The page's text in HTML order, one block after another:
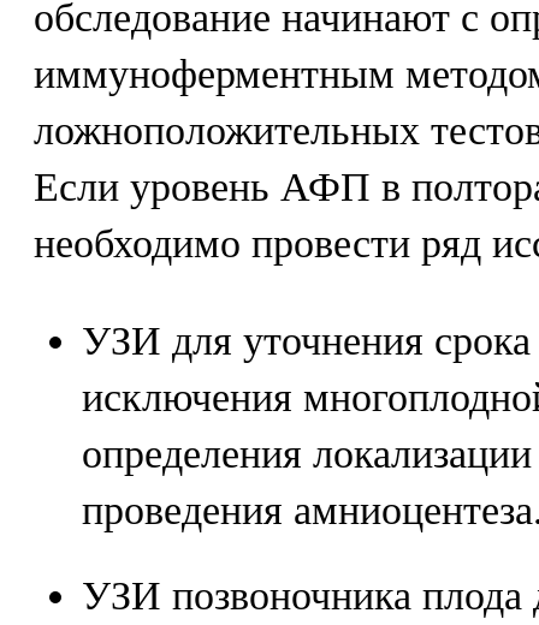
обследование начинают с
иммуноферментным
ложноположительных
Если уровень АФП в
необходимо провести ряд
УЗИ для уточнения
исключения
определения
проведения
УЗИ позвоночника плода